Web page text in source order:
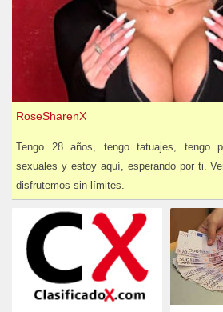
RoseSharenX
Tengo 28 años, tengo tatuajes, tengo
sexuales y estoy aquí, esperando por ti.
disfrutemos sin límites.